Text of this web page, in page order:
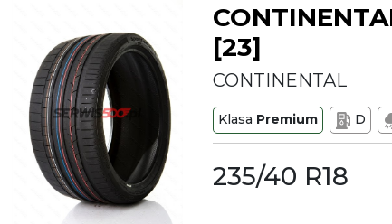
[23]
CONTINENTAL
Klasa Premium D
235/40 R18